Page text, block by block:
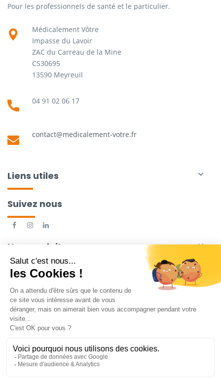
Pour les professionnels de santé et le particulier.
Médicalement Vôtre
Impasse du Lavoir
ZAC du Carreau de la Mine
CS30695
13590 Meyreuil
04 91 02 06 17
contact@medicalement-votre.fr
Liens utiles 
Suivez nous
Nos produits 